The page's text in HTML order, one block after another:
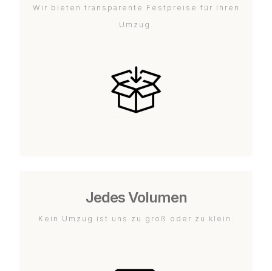
Wir bieten transparente Festpreise für Ihren
Umzug.
Jedes Volumen
Kein Umzug ist uns zu groß oder zu klein.